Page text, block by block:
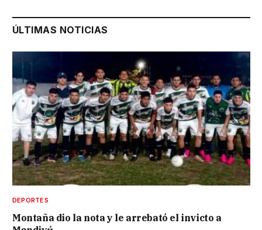
ÚLTIMAS NOTICIAS
DEPORTES
Montaña dio la nota y le arrebató el invicto a